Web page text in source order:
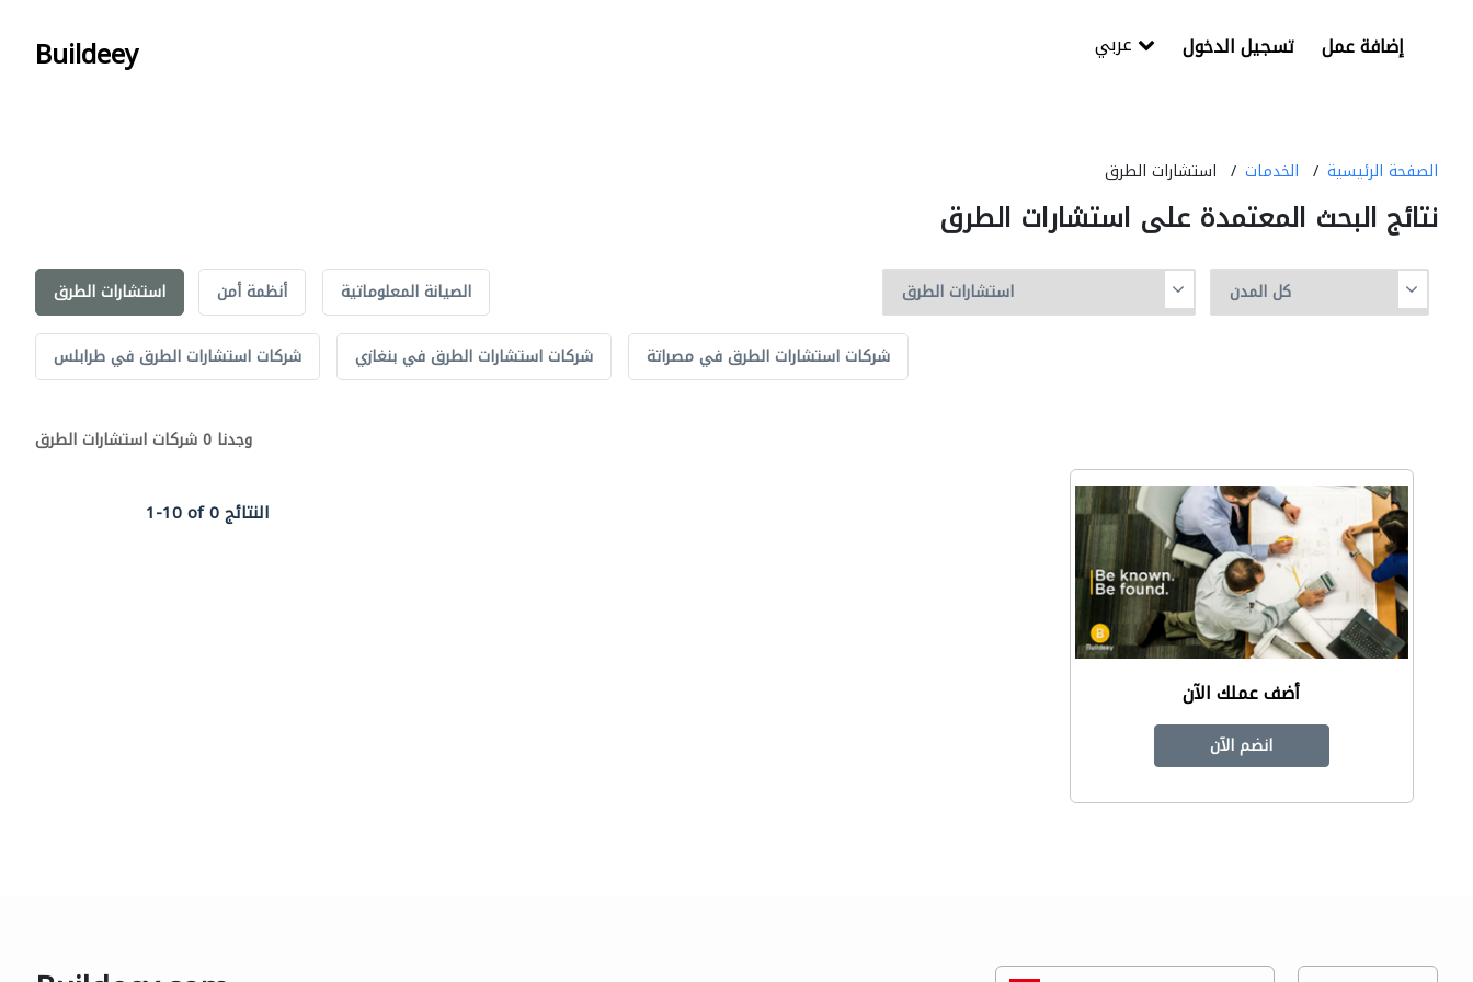
Buildeey تسجيل الدخول إضافة عمل
الصفحة الرئيسية الخدمات استشارات الطرق
نتائج البحث المعتمدة على استشارات الطرق
استشارات الطرق أنظمة أمن الصيانة المعلوماتية
شركات استشارات الطرق في طرابلس شركات استشارات الطرق في بنغازي شركات استشارات الطرق في مصراتة
وجدنا 0 شركات استشارات الطرق
1-10 of 0 النتائج
أضف عملك الآن
انضم الآن